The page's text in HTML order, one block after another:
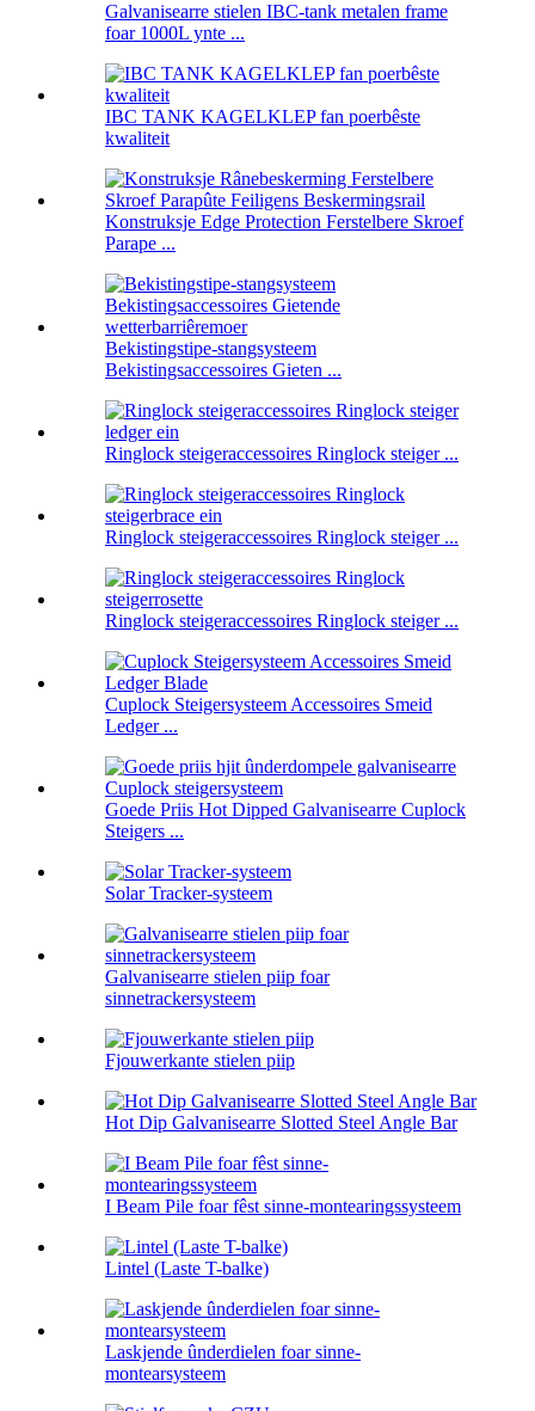
Galvanisearre stielen IBC-tank metalen frame
foar 1000L ynte ...
IBC TANK KAGELKLEP fan poerbêste
kwaliteit
Konstruksje Edge Protection Ferstelbere Skroef
Parape ...
Bekistingstipe-stangsysteem
Bekistingsaccessoires Gieten ...
Ringlock steigeraccessoires Ringlock steiger ...
Ringlock steigeraccessoires Ringlock steiger ...
Ringlock steigeraccessoires Ringlock steiger ...
Cuplock Steigersysteem Accessoires Smeid
Ledger ...
Goede Priis Hot Dipped Galvanisearre Cuplock
Steigers ...
Solar Tracker-systeem
Galvanisearre stielen piip foar
sinnetrackersysteem
Fjouwerkante stielen piip
Hot Dip Galvanisearre Slotted Steel Angle Bar
I Beam Pile foar fêst sinne-montearingssysteem
Lintel (Laste T-balke)
Laskjende ûnderdielen foar sinne-
montearsysteem